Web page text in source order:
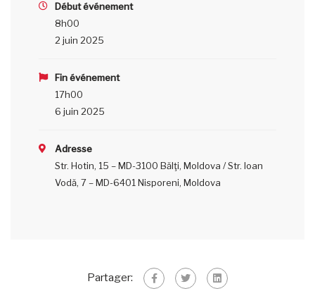
Début événement
8h00
2 juin 2025
Fin événement
17h00
6 juin 2025
Adresse
Str. Hotin, 15 – MD-3100 Bălţi, Moldova / Str. Ioan
Vodă, 7 – MD-6401 Nisporeni, Moldova
Partager: